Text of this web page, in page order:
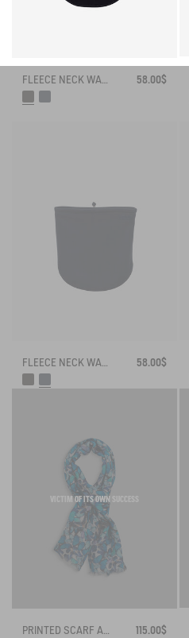
58.00$
FLEECE NECK WARMER 58.00$
VICTIM OF ITS OWN SUCCESS
PRINTED SCARF AIGLE X DEYROLLE 115.00$